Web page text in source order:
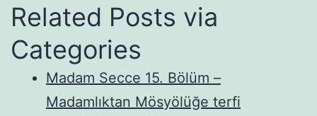
Related Posts via
Categories
Madam Secce 15. Bölüm –
Madamlıktan Mösyölüğe terfi